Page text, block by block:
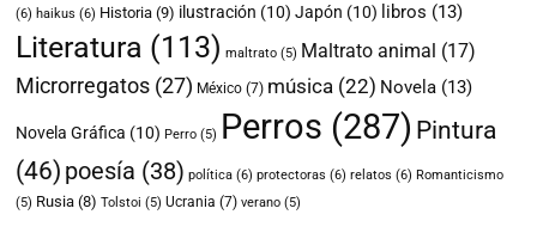
(6) haikus (6) Historia (9) ilustración (10) Japón (10) libros (13)
Literatura (113) maltrato (5) Maltrato animal (17)
Microrregatos (27) México (7) música (22) Novela (13)
Novela Gráfica (10) Perro (5) Perros (287) Pintura
(46) poesía (38) política (6) protectoras (6) relatos (6) Romanticismo
(5) Rusia (8) Tolstoi (5) Ucrania (7) verano (5)